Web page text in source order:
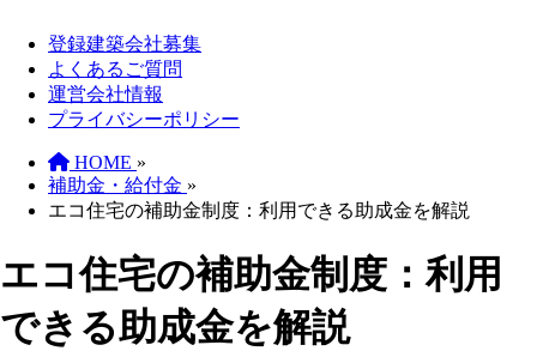
登録建築会社募集
よくあるご質問
運営会社情報
プライバシーポリシー
HOME »
補助金・給付金 »
エコ住宅の補助金制度：利用できる助成金を解説
エコ住宅の補助金制度：利用
できる助成金を解説